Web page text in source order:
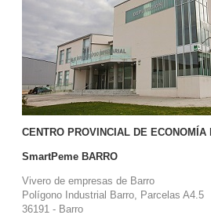
CENTRO PROVINCIAL DE ECONOMÍA
SmartPeme BARRO
Vivero de empresas de Barro
Polígono Industrial Barro, Parcelas A4.5
36191 - Barro